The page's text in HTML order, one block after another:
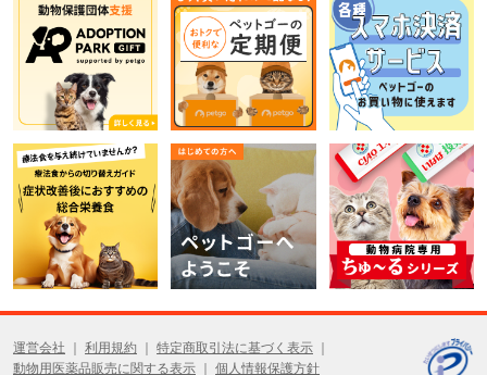
運営会社 利用規約
特定商取引法に基づく表示
動物用医薬品販売に関する表示
個人情報保護方針